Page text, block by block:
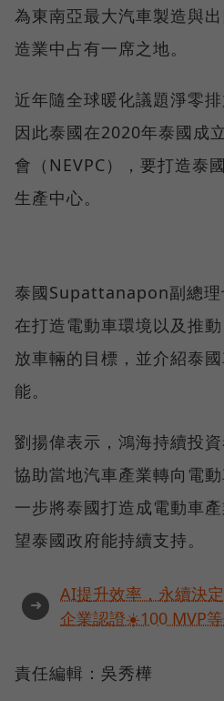
為東南亞最大汽車製造與
造業中占有一席之地。
近年隨全球暖化議題淨零
因此泰國在2020年泰國成
會（NEVPC），要打造泰
生產中心。
泰國Supattanapon副總理
在打造電動車環境以及推
放車輛的目標，並介紹泰
能。
劉揚偉表示，鴻海持續投
協助當地汽車產業轉向電
一步將泰國打造成電動車
望泰國政府能持續支持。
➜
AI提升效率，永續決
企業認證☀️100 MVP
責任編輯：吳秀樺